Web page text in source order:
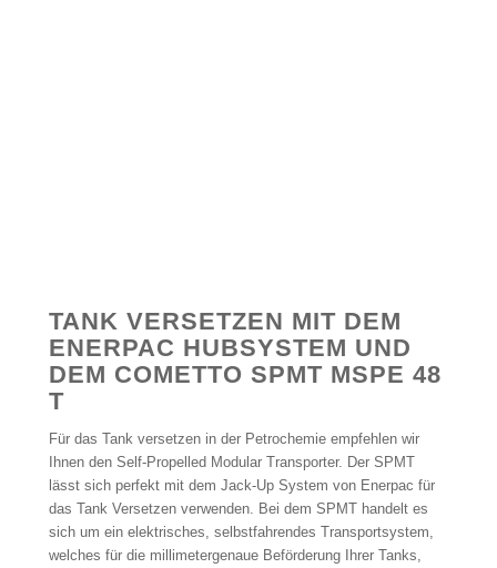
TANK VERSETZEN MIT DEM
ENERPAC HUBSYSTEM UND
DEM COMETTO SPMT MSPE 48
T
Für das Tank versetzen in der Petrochemie empfehlen wir
Ihnen den Self-Propelled Modular Transporter. Der SPMT
lässt sich perfekt mit dem Jack-Up System von Enerpac für
das Tank Versetzen verwenden. Bei dem SPMT handelt es
sich um ein elektrisches, selbstfahrendes Transportsystem,
welches für die millimetergenaue Beförderung Ihrer Tanks,